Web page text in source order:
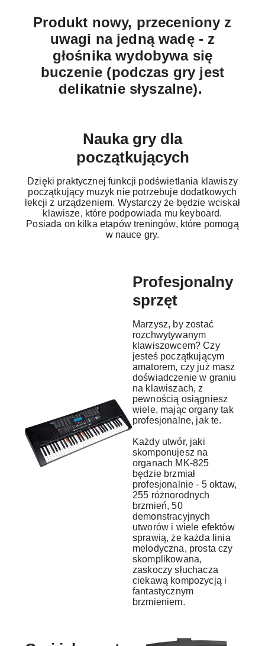
Produkt nowy, przeceniony z
uwagi na jedną wadę - z
głośnika wydobywa się
buczenie (podczas gry jest
delikatnie słyszalne).
Nauka gry dla
początkujących
Dzięki praktycznej funkcji podświetlania klawiszy
początkujący muzyk nie potrzebuje dodatkowych
lekcji z urządzeniem. Wystarczy że będzie wciskał
klawisze, które podpowiada mu keyboard.
Posiada on kilka etapów treningów, które pomogą
w nauce gry.
Profesjonalny
sprzęt
Marzysz, by zostać
rozchwytywanym
klawiszowcem? Czy
jesteś początkującym
amatorem, czy już masz
doświadczenie w graniu
na klawiszach, z
pewnością osiągniesz
wiele, mając organy tak
profesjonalne, jak te.
Każdy utwór, jaki
skomponujesz na
organach MK-825
będzie brzmiał
profesjonalnie - 5 oktaw,
255 różnorodnych
brzmień, 50
demonstracyjnych
utworów i wiele efektów
sprawią, że każda linia
melodyczna, prosta czy
skomplikowana,
zaskoczy słuchacza
ciekawą kompozycją i
fantastycznym
brzmieniem.